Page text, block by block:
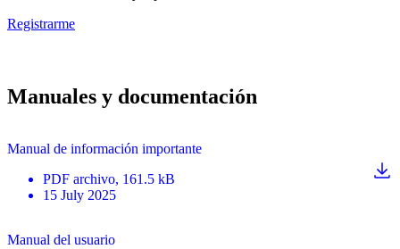
Registrarme
Manuales y documentación
Manual de información importante
PDF archivo, 161.5 kB
15 July 2025
Manual del usuario